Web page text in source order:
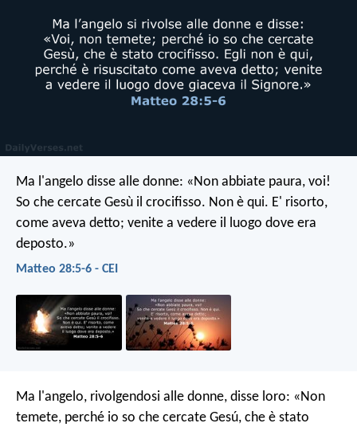
Ma l'angelo disse alle donne: «Non abbiate paura, voi!
So che cercate Gesù il crocifisso. Non è qui. E' risorto,
come aveva detto; venite a vedere il luogo dove era
deposto.»
Matteo 28:5-6 - CEI
Ma l'angelo, rivolgendosi alle donne, disse loro: «Non
temete, perché io so che cercate Gesú, che è stato